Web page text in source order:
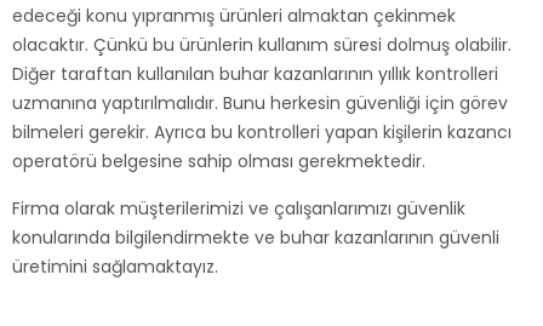
edeceği konu yıpranmış ürünleri almaktan çekinmek
olacaktır. Çünkü bu ürünlerin kullanım süresi dolmuş olabilir.
Diğer taraftan kullanılan buhar kazanlarının yıllık kontrolleri
uzmanına yaptırılmalıdır. Bunu herkesin güvenliği için görev
bilmeleri gerekir. Ayrıca bu kontrolleri yapan kişilerin kazancı
operatörü belgesine sahip olması gerekmektedir.
Firma olarak müşterilerimizi ve çalışanlarımızı güvenlik
konularında bilgilendirmekte ve buhar kazanlarının güvenli
üretimini sağlamaktayız.